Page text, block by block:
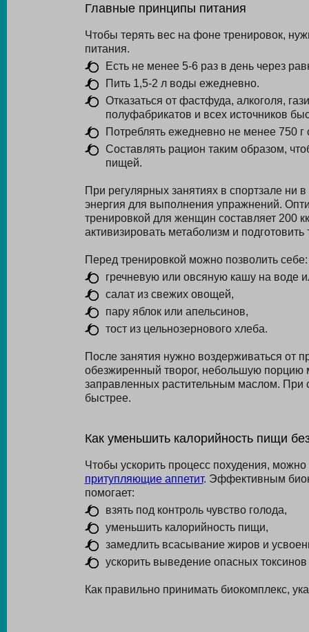
Главные принципы питания
Чтобы терять вес на фоне тренировок,
питания.
Есть не менее 5-6 раз в день через
Пить 1,5-2 л воды ежедневно.
Отказаться от фастфуда, алкоголя,
полуфабрикатов и всех источников
Потреблять ежедневно не менее 750
Составлять рацион таким образом,
пищей.
При регулярных занятиях в спортзале ни
энергия для выполнения упражнений.
тренировкой для женщин составляет 200
активизировать метаболизм и
Перед тренировкой можно позволить себе:
гречневую или овсяную кашу на воде
салат из свежих овощей,
пару яблок или апельсинов,
тост из цельнозернового хлеба.
После занятия нужно воздерживаться от
обезжиренный творог, небольшую
заправленных растительным маслом. При
быстрее.
Как уменьшить калорийность пищи
Чтобы ускорить процесс похудения,
притупляющие аппетит. Эффективным
помогает:
взять под контроль чувство голода,
уменьшить калорийность пищи,
замедлить всасывание жиров и
ускорить выведение опасных
Как правильно принимать биокомплекс,